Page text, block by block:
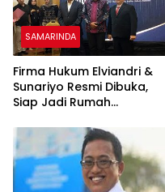
SAMARINDA
Firma Hukum Elviandri &
Sunariyo Resmi Dibuka,
Siap Jadi Rumah